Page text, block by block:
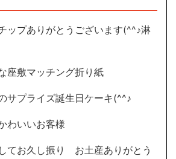
ップありがとうございます(^^♪淋
座敷マッチング折り紙
サプライズ誕生日ケーキ(^^♪
わいいお客様
てお久し振り お土産ありがとう